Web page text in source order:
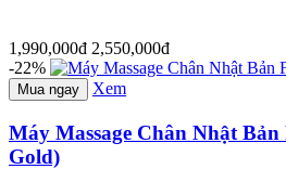
1,990,000đ 2,550,000đ
-22%
Mua ngay Xem
Máy Massage Chân Nhật
Gold)